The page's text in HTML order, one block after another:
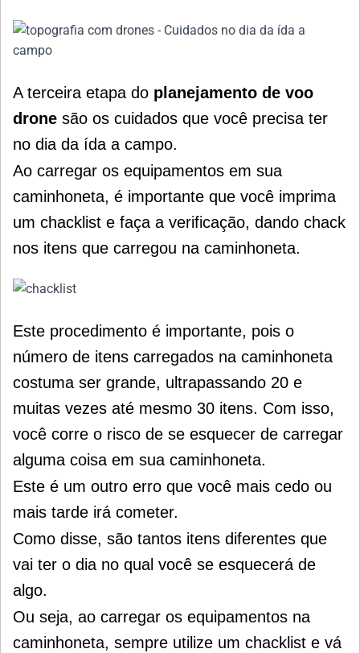
A terceira etapa do planejamento de voo
drone são os cuidados que você precisa ter
no dia da ída a campo.
Ao carregar os equipamentos em sua
caminhoneta, é importante que você imprima
um chacklist e faça a verificação, dando chack
nos itens que carregou na caminhoneta.
Este procedimento é importante, pois o
número de itens carregados na caminhoneta
costuma ser grande, ultrapassando 20 e
muitas vezes até mesmo 30 itens. Com isso,
você corre o risco de se esquecer de carregar
alguma coisa em sua caminhoneta.
Este é um outro erro que você mais cedo ou
mais tarde irá cometer.
Como disse, são tantos itens diferentes que
vai ter o dia no qual você se esquecerá de
algo.
Ou seja, ao carregar os equipamentos na
caminhoneta, sempre utilize um chacklist e vá